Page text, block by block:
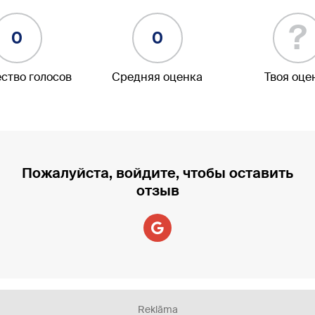
0
голосов
0
Средняя оценка
?
Твоя
Пожалуйста, войдите, чтобы оставить
отзыв
Reklāma